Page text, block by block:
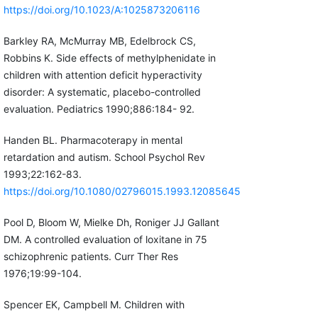
https://doi.org/10.1023/A:1025873206116
Barkley RA, McMurray MB, Edelbrock CS,
Robbins K. Side effects of methylphenidate in
children with attention deficit hyperactivity
disorder: A systematic, placebo-controlled
evaluation. Pediatrics 1990;886:184- 92.
Handen BL. Pharmacoterapy in mental
retardation and autism. School Psychol Rev
1993;22:162-83.
https://doi.org/10.1080/02796015.1993.12085645
Pool D, Bloom W, Mielke Dh, Roniger JJ Gallant
DM. A controlled evaluation of loxitane in 75
schizophrenic patients. Curr Ther Res
1976;19:99-104.
Spencer EK, Campbell M. Children with